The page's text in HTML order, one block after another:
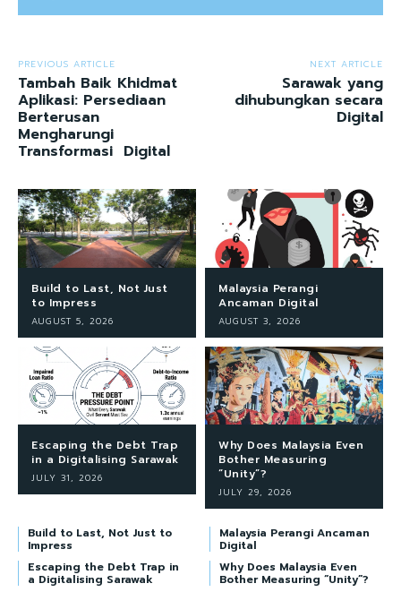
PREVIOUS ARTICLE
Tambah Baik Khidmat
Aplikasi: Persediaan
Berterusan
Mengharungi
Transformasi Digital
NEXT ARTICLE
Sarawak yang
dihubungkan secara
Digital
Build to Last, Not Just
to Impress
AUGUST 5, 2026
Malaysia Perangi
Ancaman Digital
AUGUST 3, 2026
Escaping the Debt Trap
in a Digitalising Sarawak
JULY 31, 2026
Why Does Malaysia Even
Bother Measuring
“Unity”?
JULY 29, 2026
Build to Last, Not Just to
Impress
Malaysia Perangi Ancaman
Digital
Escaping the Debt Trap in
a Digitalising Sarawak
Why Does Malaysia Even
Bother Measuring “Unity”?